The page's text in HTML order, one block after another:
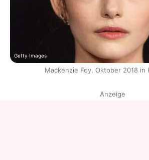
Getty Images
Mackenzie Foy, Oktober 2018 in
Anzeige